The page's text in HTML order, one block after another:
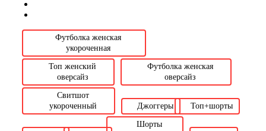
Футболка женская
укороченная
Топ женский
оверсайз
Футболка женская
оверсайз
Свитшот
укороченный
Джоггеры Топ+шорты
Шорты